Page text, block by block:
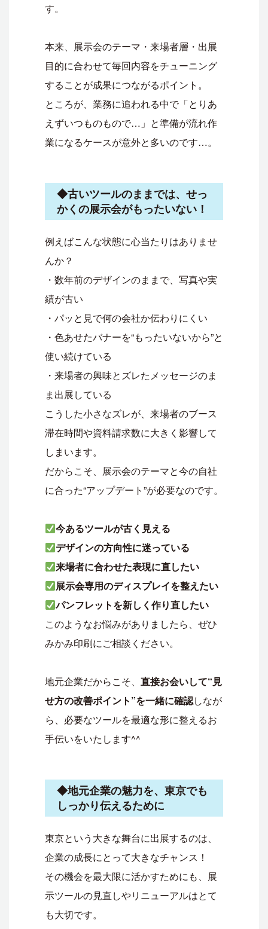
す。
本来、展示会のテーマ・来場者層・出展
目的に合わせて毎回内容をチューニング
することが成果につながるポイント。
ところが、業務に追われる中で「とりあ
えずいつものもので…」と準備が流れ作
業になるケースが意外と多いのです…。
◆古いツールのままでは、せっ
かくの展示会がもったいない！
例えばこんな状態に心当たりはありませ
んか？
・数年前のデザインのままで、写真や実
績が古い
・パッと見で何の会社か伝わりにくい
・色あせたバナーを“もったいないから”と
使い続けている
・来場者の興味とズレたメッセージのま
ま出展している
こうした小さなズレが、来場者のブース
滞在時間や資料請求数に大きく影響して
しまいます。
だからこそ、展示会のテーマと今の自社
に合った“アップデート”が必要なのです。
今あるツールが古く見える
デザインの方向性に迷っている
来場者に合わせた表現に直したい
展示会専用のディスプレイを整えたい
パンフレットを新しく作り直したい
このようなお悩みがありましたら、ぜひ
みかみ印刷にご相談ください。
地元企業だからこそ、 直接お会いして“見
せ方の改善ポイント”を一緒に確認しなが
ら、必要なツールを最適な形に整えるお
手伝いをいたします^^
◆地元企業の魅力を、東京でも
しっかり伝えるために
東京という大きな舞台に出展するのは、
企業の成長にとって大きなチャンス！
その機会を最大限に活かすためにも、展
示ツールの見直しやリニューアルはとて
も大切です。